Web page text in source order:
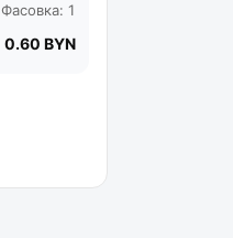
Фасовка: 1
0.60 BYN